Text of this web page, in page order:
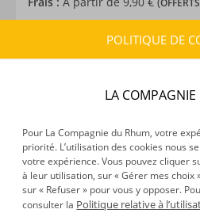
CARACTÉRISTIQUES DU
Panama
Environnement de
Volume :70CL
Degré :43°
Médailles : Bronze 2026 au
POLITIQUE DE
LA COMPAGNIE
Pour La Compagnie du Rhum, votre
priorité. L’utilisation des cookies nous
votre expérience. Vous pouvez cliquer
à leur utilisation, sur « Gérer mes choix
sur « Refuser » pour vous y opposer.
consulter la Politique relative à